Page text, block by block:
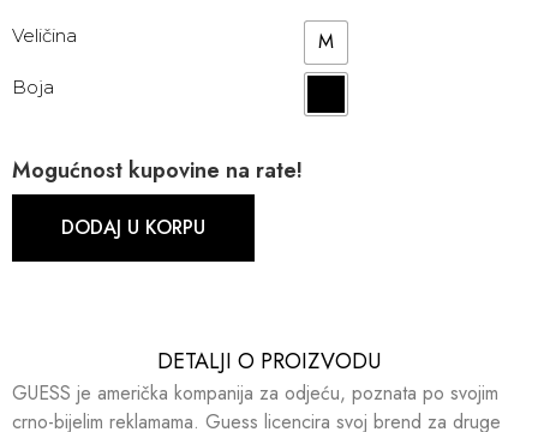
Veličina M
Boja
Mogućnost kupovine na rate!
DODAJ U KORPU
DETALJI O PROIZVODU​​
GUESS je američka kompanija za odjeću, poznata po svojim
crno-bijelim reklamama. Guess licencira svoj brend za druge